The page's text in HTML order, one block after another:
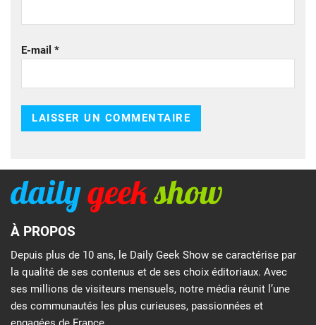
E-mail *
À PROPOS
Depuis plus de 10 ans, le Daily Geek Show se caractérise par
la qualité de ses contenus et de ses choix éditoriaux. Avec
ses millions de visiteurs mensuels, notre média réunit l’une
des communautés les plus curieuses, passionnées et